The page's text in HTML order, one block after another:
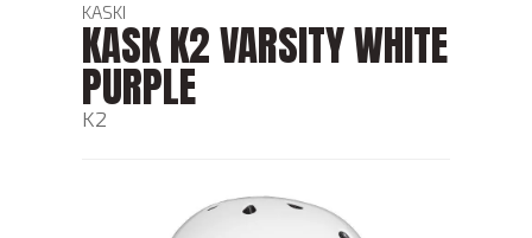
KASKI
KASK K2 VARSITY WHITE
PURPLE
K2